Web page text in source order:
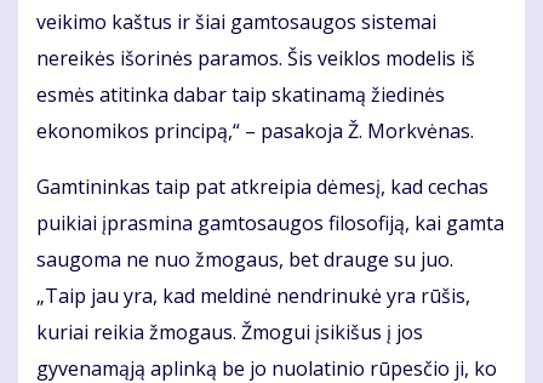
veikimo kaštus ir šiai gamtosaugos sistemai
nereikės išorinės paramos. Šis veiklos modelis iš
esmės atitinka dabar taip skatinamą žiedinės
ekonomikos principą,“ – pasakoja Ž. Morkvėnas.
Gamtininkas taip pat atkreipia dėmesį, kad cechas
puikiai įprasmina gamtosaugos filosofiją, kai gamta
saugoma ne nuo žmogaus, bet drauge su juo.
„Taip jau yra, kad meldinė nendrinukė yra rūšis,
kuriai reikia žmogaus. Žmogui įsikišus į jos
gyvenamąją aplinką be jo nuolatinio rūpesčio ji, ko